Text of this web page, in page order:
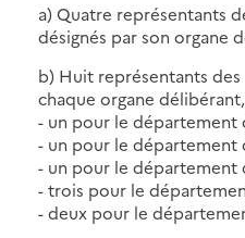
a) Quatre représentants
désignés par son organe
b) Huit représentants
chaque organe
- un pour le département
- un pour le département
- un pour le département
- trois pour le
- deux pour le